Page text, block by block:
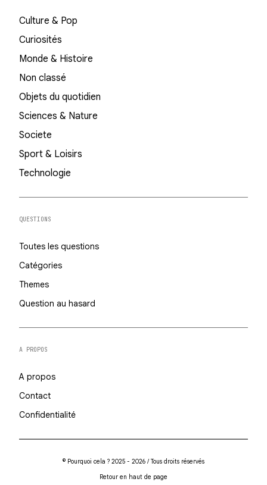
Culture & Pop
Curiosités
Monde & Histoire
Non classé
Objets du quotidien
Sciences & Nature
Societe
Sport & Loisirs
Technologie
QUESTIONS
Toutes les questions
Catégories
Themes
Question au hasard
A PROPOS
A propos
Contact
Confidentialité
© Pourquoi cela ? 2025 - 2026 / Tous droits réservés
Retour en haut de page